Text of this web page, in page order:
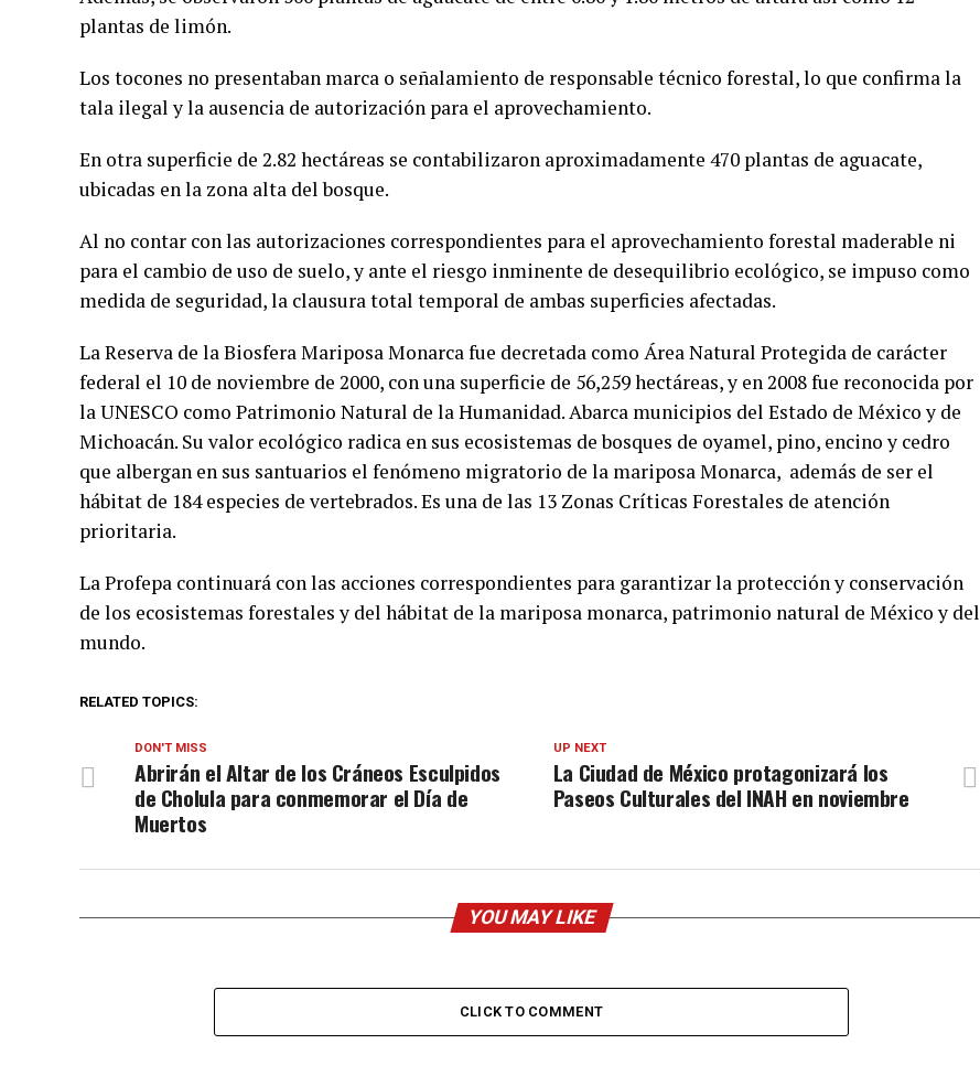
plantas de limón.
Los tocones no presentaban marca o señalamiento de responsable técnico forestal, lo que confirma la
tala ilegal y la ausencia de autorización para el aprovechamiento.
En otra superficie de 2.82 hectáreas se contabilizaron aproximadamente 470 plantas de aguacate,
ubicadas en la zona alta del bosque.
Al no contar con las autorizaciones correspondientes para el aprovechamiento forestal maderable ni
para el cambio de uso de suelo, y ante el riesgo inminente de desequilibrio ecológico, se impuso como
medida de seguridad, la clausura total temporal de ambas superficies afectadas.
La Reserva de la Biosfera Mariposa Monarca fue decretada como Área Natural Protegida de carácter
federal el 10 de noviembre de 2000, con una superficie de 56,259 hectáreas, y en 2008 fue reconocida por
la UNESCO como Patrimonio Natural de la Humanidad. Abarca municipios del Estado de México y de
Michoacán. Su valor ecológico radica en sus ecosistemas de bosques de oyamel, pino, encino y cedro
que albergan en sus santuarios el fenómeno migratorio de la mariposa Monarca, además de ser el
hábitat de 184 especies de vertebrados. Es una de las 13 Zonas Críticas Forestales de atención
prioritaria.
La Profepa continuará con las acciones correspondientes para garantizar la protección y conservación
de los ecosistemas forestales y del hábitat de la mariposa monarca, patrimonio natural de México y del
mundo.
RELATED TOPICS:
UP NEXT
La Ciudad de México protagonizará los
Paseos Culturales del INAH en noviembre
DON'T MISS
Abrirán el Altar de los Cráneos Esculpidos
de Cholula para conmemorar el Día de
Muertos
YOU MAY LIKE
CLICK TO COMMENT